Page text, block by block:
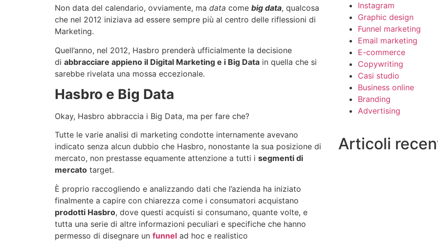
Non data del calendario, ovviamente, ma data come big data, qualcosa
che nel 2012 iniziava ad essere sempre più al centro delle riflessioni di
Marketing.
Quell’anno, nel 2012, Hasbro prenderà ufficialmente la decisione
di abbracciare appieno il Digital Marketing e i Big Data in quella che si
sarebbe rivelata una mossa eccezionale.
Hasbro e Big Data
Okay, Hasbro abbraccia i Big Data, ma per fare che?
Tutte le varie analisi di marketing condotte internamente avevano
indicato senza alcun dubbio che Hasbro, nonostante la sua posizione di
mercato, non prestasse equamente attenzione a tutti i segmenti di
mercato target.
È proprio raccogliendo e analizzando dati che l’azienda ha iniziato
finalmente a capire con chiarezza come i consumatori acquistano
prodotti Hasbro, dove questi acquisti si consumano, quante volte, e
tutta una serie di altre informazioni peculiari e specifiche che hanno
permesso di disegnare un funnel ad hoc e realistico
Instagram
Graphic design
Funnel marketing
Email marketing
E-commerce
Copywriting
Casi studio
Business online
Branding
Advertising
Articoli